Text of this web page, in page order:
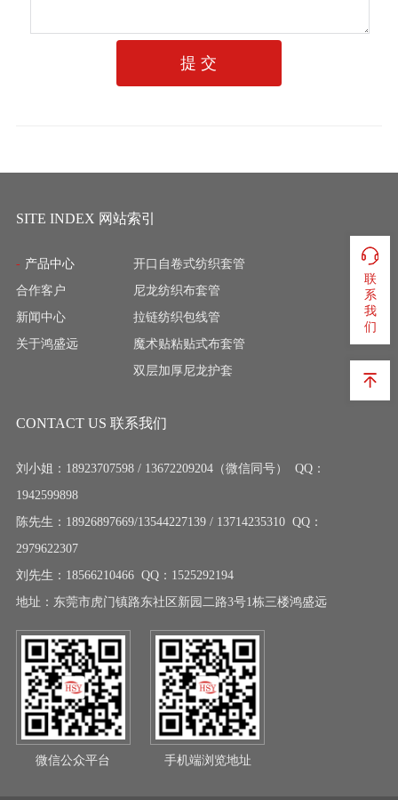
提 交
SITE INDEX 网站索引
产品中心
合作客户
新闻中心
关于鸿盛远
开口自卷式纺织套管
尼龙纺织布套管
拉链纺织包线管
魔术贴粘贴式布套管
双层加厚尼龙护套
CONTACT US 联系我们
刘小姐：18923707598 / 13672209204（微信同号） QQ：
1942599898
陈先生：18926897669/13544227139 / 13714235310 QQ：
2979622307
刘先生：18566210466 QQ：1525292194
地址：东莞市虎门镇路东社区新园二路3号1栋三楼鸿盛远
微信公众平台 手机端浏览地址
联
系
我
们